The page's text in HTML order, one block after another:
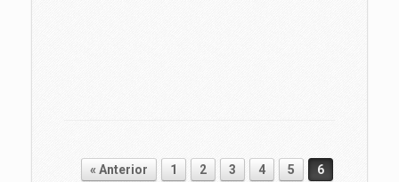
« Anterior 1 2 3 4 5
6